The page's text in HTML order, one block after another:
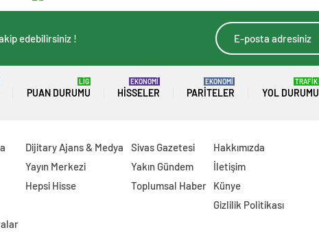
edebilirsiniz !
PUAN DURUMU
LİG
HISSELER
EKONOMİ
PARITELER
EKONOMİ
YOL DURUMU
TRAFİK
Dijitary Ajans & Medya
Yayın Merkezi
Hepsi Hisse
Sivas Gazetesi
Yakın Gündem
Toplumsal Haber
Hakkımızda
İletişim
Künye
Gizlilik Politikası